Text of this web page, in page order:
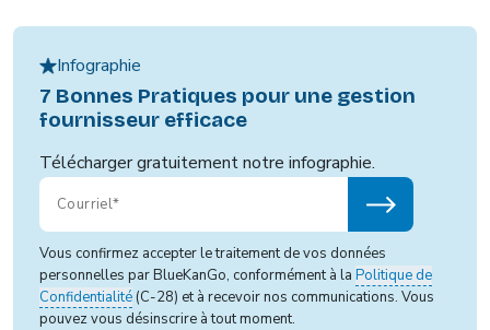
Infographie
7 Bonnes Pratiques pour une gestion
fournisseur efficace
Télécharger gratuitement notre infographie.
Vous confirmez accepter le traitement de vos données
personnelles par BlueKanGo, conformément à la Politique de
Confidentialité (C-28) et à recevoir nos communications. Vous
pouvez vous désinscrire à tout moment.